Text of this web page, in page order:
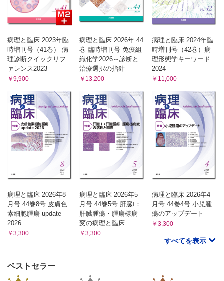
病理と臨床 2023年臨
時増刊号（41巻） 病
理診断クイックリフ
ァレンス2023
￥9,900
病理と臨床 2026年 44
巻 臨時増刊号 免疫組
織化学2026～診断と
治療選択の指針
￥13,200
病理と臨床 2024年臨
時増刊号（42巻）病
理形態学キーワード
2024
￥11,000
病理と臨床 2026年8
月号 44巻8号 皮膚色
素細胞腫瘍 update
2026
￥3,300
病理と臨床 2026年5
月号 44巻5号 肝臓Ⅰ：
肝臓腫瘍・腫瘍様病
変の病理と臨床
￥3,300
病理と臨床 2026年4
月号 44巻4号 小児腫
瘍のアップデート
￥3,300
すべてを表示
ベストセラー